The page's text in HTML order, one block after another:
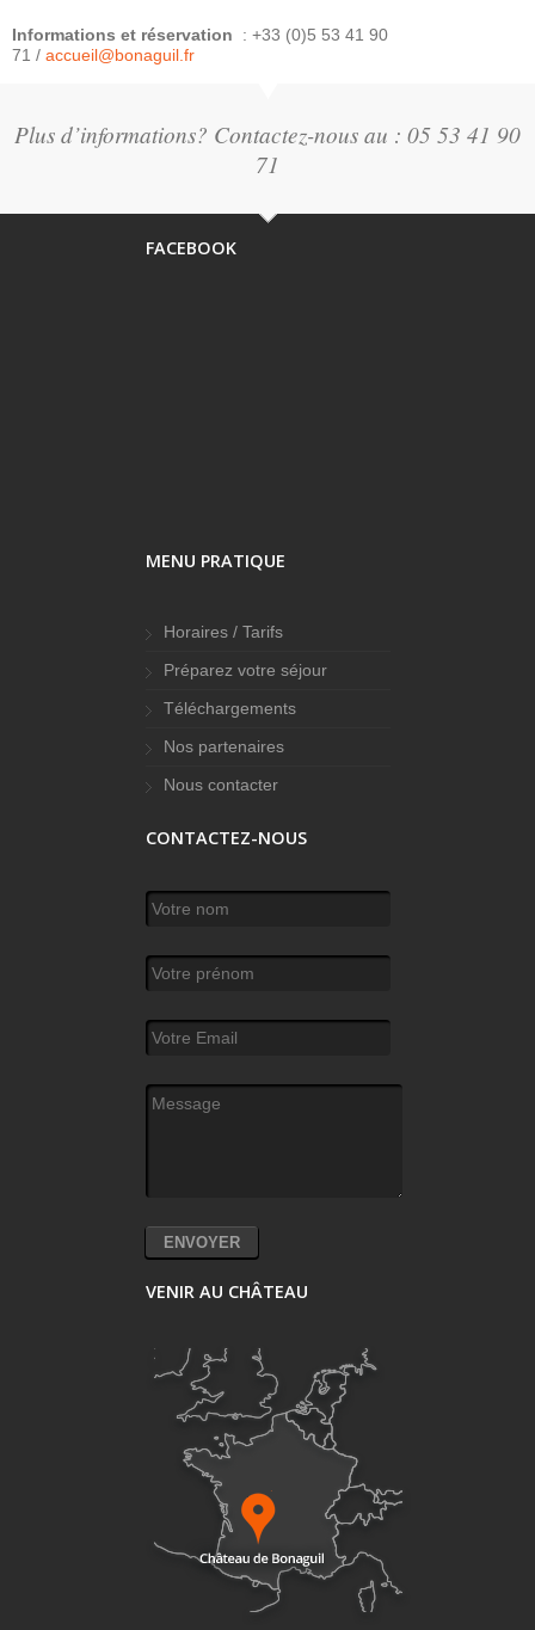
Informations et réservation : +33 (0)5 53 41 90
71 / accueil@bonaguil.fr
Plus d’informations? Contactez-nous au : 05 53 41 90
71
FACEBOOK
MENU PRATIQUE
Horaires / Tarifs
Préparez votre séjour
Téléchargements
Nos partenaires
Nous contacter
CONTACTEZ-NOUS
Votre nom
Votre prénom
Votre Email
Message
VENIR AU CHÂTEAU